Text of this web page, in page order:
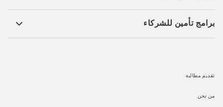
برامج تأمين للشركاء​
تقديم مطالبة​
من نحن​